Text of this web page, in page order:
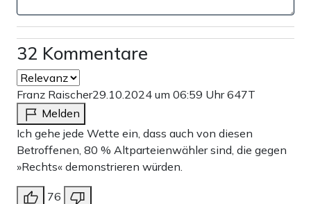
32 Kommentare
Franz Raischer29.10.2024 um 06:59 Uhr647T
Melden
Ich gehe jede Wette ein, dass auch von diesen
Betroffenen, 80 % Altparteienwähler sind, die gegen
»Rechts« demonstrieren würden.
76